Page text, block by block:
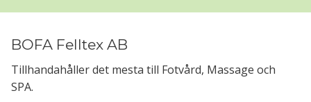
BOFA Felltex AB
Tillhandahåller det mesta till Fotvård, Massage och
SPA.